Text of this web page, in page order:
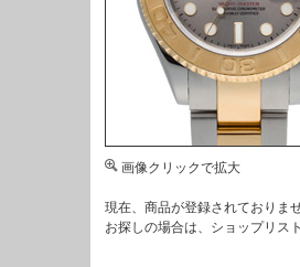
画像クリックで拡大
現在、商品が登録されておりませ
お探しの場合は、 ショップリスト